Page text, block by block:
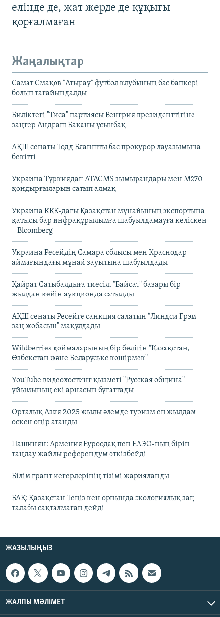
елінде де, жат жерде де құқығы
қорғалмаған
Жаңалықтар
Самат Смақов "Атырау" футбол клубының бас бапкері
болып тағайындалды
Биліктегі "Тиса" партиясы Венгрия президенттігіне
заңгер Андраш Баканы ұсынбақ
АҚШ сенаты Тодд Бланшты бас прокурор лауазымына
бекітті
Украина Түркиядан ATACMS зымырандары мен M270
қондырғыларын сатып алмақ
Украина КҚК-дағы Қазақстан мұнайының экспортына
қатысы бар инфрақұрылымға шабуылдамауға келіскен
– Bloomberg
Украина Ресейдің Самара облысы мен Краснодар
аймағындағы мұнай зауытына шабуылдады
Қайрат Сатыбалдыға тиесілі "Байсат" базары бір
жылдан кейін аукционда сатылды
АҚШ сенаты Ресейге санкция салатын "Линдси Грэм
заң жобасын" мақұлдады
Wildberries қоймаларының бір бөлігін "Қазақстан,
Өзбекстан және Беларуське көшірмек"
YouTube видеохостинг қызметі "Русская община"
ұйымының екі арнасын бұғаттады
Орталық Азия 2025 жылы әлемде туризм ең жылдам
өскен өңір атанды
Пашинян: Армения Еуроодақ пен ЕАЭО-ның бірін
таңдау жайлы референдум өткізбейді
Білім грант иегерлерінің тізімі жарияланды
БАҚ: Қазақстан Теңіз кен орнында экологиялық заң
талабы сақталмаған дейді
ЖАЗЫЛЫҢЫЗ
ЖАЛПЫ МӘЛІМЕТ